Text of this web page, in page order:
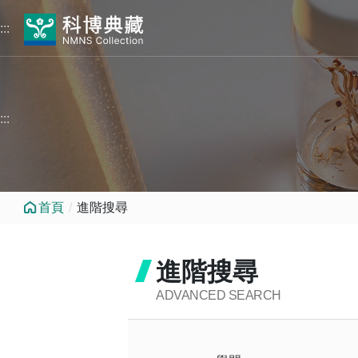
跳到中央內容區塊
:::
:::
首頁 進階搜尋
進階搜尋
ADVANCED SEARCH